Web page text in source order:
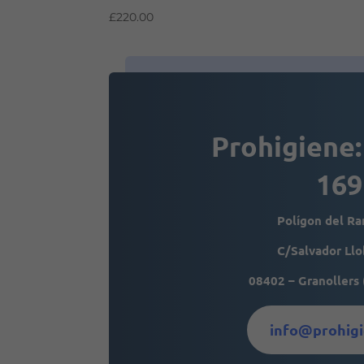
£220.00
169
Polígon del
C/Salvador
08402 – Granollers